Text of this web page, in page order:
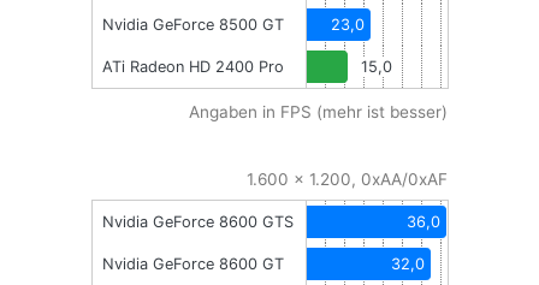
Nvidia GeForce 8500 GT 23,0
ATi Radeon HD 2400 Pro 15,0
Angaben in FPS (mehr ist besser)
1.600 x 1.200, 0xAA/0xAF
Nvidia GeForce 8600 GTS 36,0
Nvidia GeForce 8600 GT 32,0